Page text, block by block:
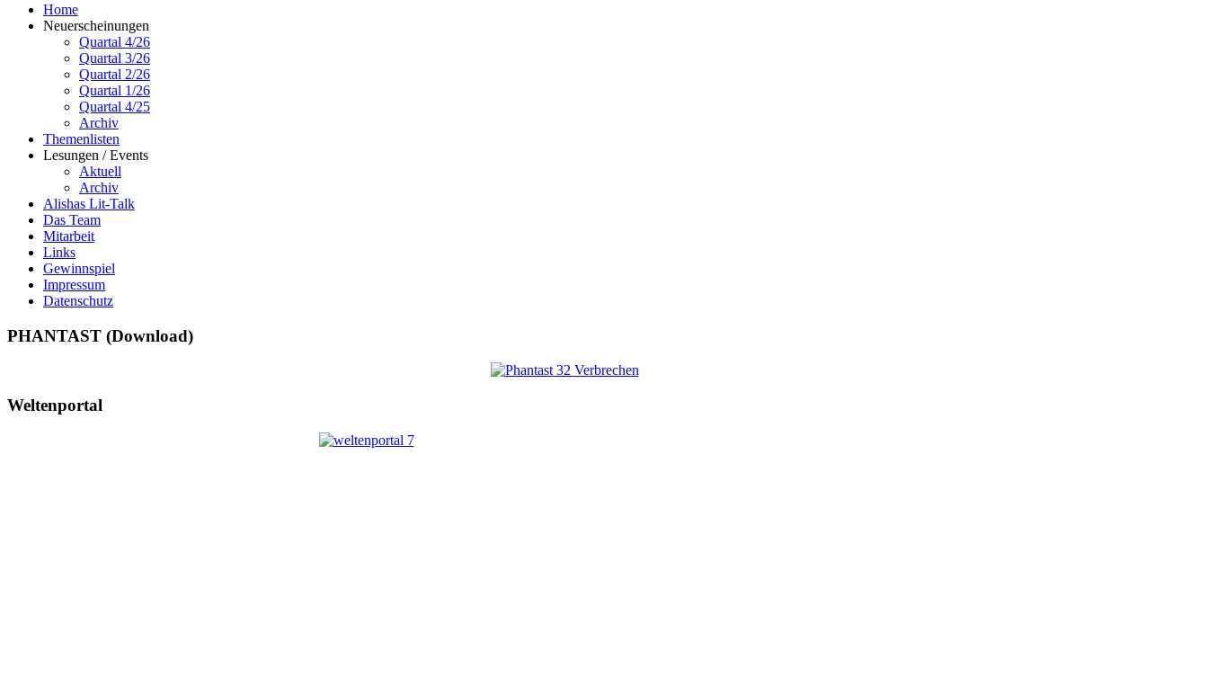
Home
Neuerscheinungen
Quartal 4/26
Quartal 3/26
Quartal 2/26
Quartal 1/26
Quartal 4/25
Archiv
Themenlisten
Lesungen / Events
Aktuell
Archiv
Alishas Lit-Talk
Das Team
Mitarbeit
Links
Gewinnspiel
Impressum
Datenschutz
PHANTAST (Download)
Weltenportal